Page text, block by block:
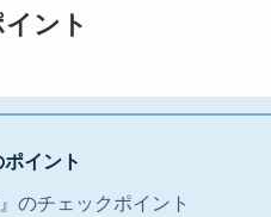
ント
イント
のチェックポイント